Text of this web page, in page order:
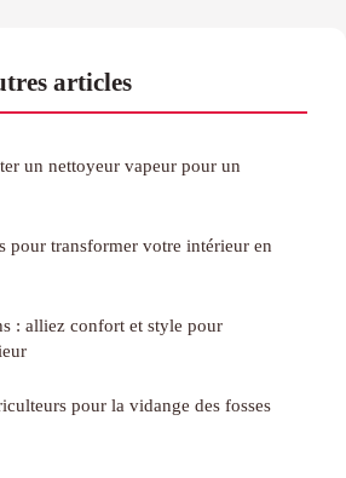
articles
un nettoyeur vapeur pour un
pour transformer votre intérieur en
: alliez confort et style pour
pour la vidange des fosses